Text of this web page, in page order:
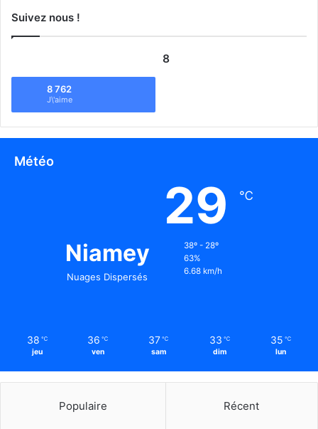
Suivez nous !
8
8 762
J\'aime
Météo
Niamey
Nuages Dispersés
29 ℃
38º - 28º
63%
6.68 km/h
38 ℃
jeu
36 ℃
ven
37 ℃
sam
33 ℃
dim
35 ℃
lun
Populaire Récent